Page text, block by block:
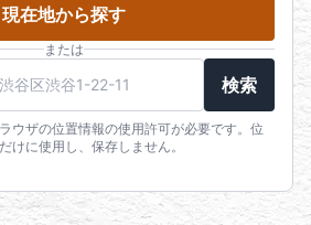
現在地から探す
または
検索
ウザの位置情報の使用許可が必要です。位
けに使用し、保存しません。